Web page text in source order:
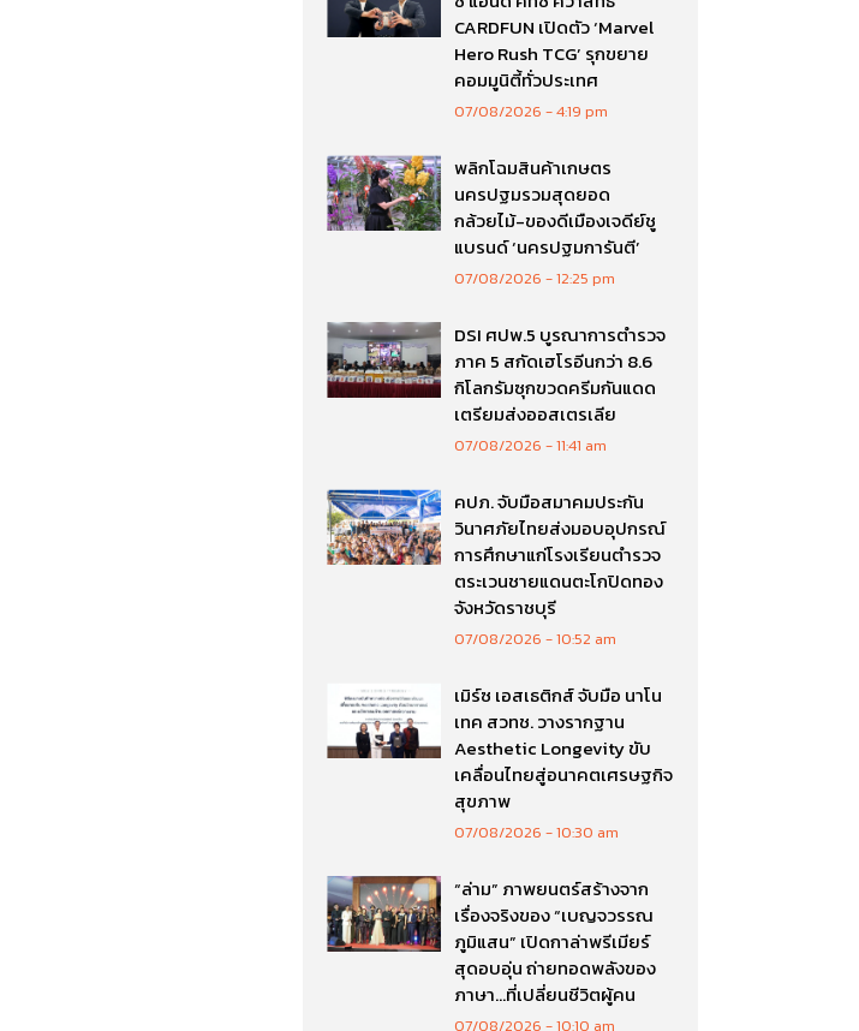
CARDFUN เปิดตัว ‘Marvel
Hero Rush TCG’ รุกขยาย
คอมมูนิตี้ทั่วประเทศ
07/08/2026 4:19 pm
พลิกโฉมสินค้าเกษตร
นครปฐมรวมสุดยอด
กล้วยไม้-ของดีเมืองเจดีย์ชู
แบรนด์ ‘นครปฐมการันตี’
07/08/2026 12:25 pm
DSI ศปพ.5 บูรณาการตำรวจ
ภาค 5 สกัดเฮโรอีนกว่า 8.6
กิโลกรัมซุกขวดครีมกันแดด
เตรียมส่งออสเตรเลีย
07/08/2026 11:41 am
คปภ. จับมือสมาคมประกัน
วินาศภัยไทยส่งมอบอุปกรณ์
การศึกษาแก่โรงเรียนตำรวจ
ตระเวนชายแดนตะโกปิดทอง
จังหวัดราชบุรี
07/08/2026 10:52 am
เมิร์ซ เอสเธติกส์ จับมือ นาโน
เทค สวทช. วางรากฐาน
Aesthetic Longevity ขับ
เคลื่อนไทยสู่อนาคตเศรษฐกิจ
สุขภาพ
07/08/2026 10:30 am
“ล่าม” ภาพยนตร์สร้างจาก
เรื่องจริงของ “เบญจวรรณ
ภูมิแสน” เปิดกาล่าพรีเมียร์
สุดอบอุ่น ถ่ายทอดพลังของ
ภาษา…ที่เปลี่ยนชีวิตผู้คน
07/08/2026 10:10 am